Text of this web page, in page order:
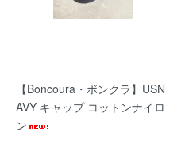
【Boncoura・ボンクラ】USN
AVY キャップ コットンナイロ
ン